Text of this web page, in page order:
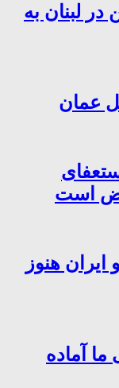
لبنان به
عمان
است
هنوز
آماده